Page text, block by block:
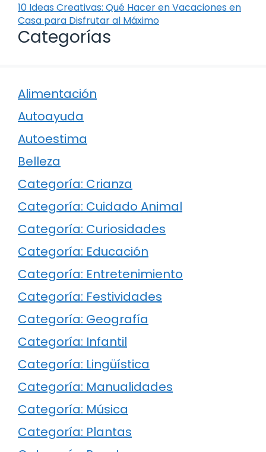
10 Ideas Creativas: Qué Hacer en Vacaciones en
Casa para Disfrutar al Máximo
Categorías
Alimentación
Autoayuda
Autoestima
Belleza
Categoría: Crianza
Categoría: Cuidado Animal
Categoría: Curiosidades
Categoría: Educación
Categoría: Entretenimiento
Categoría: Festividades
Categoría: Geografía
Categoría: Infantil
Categoría: Lingüística
Categoría: Manualidades
Categoría: Música
Categoría: Plantas